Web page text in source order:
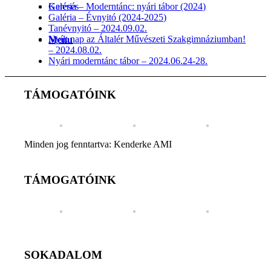
Keresés
Menu
Galéria – Moderntánc: nyári tábor (2024)
Galéria – Évnyitó (2024-2025)
Tanévnyitó – 2024.09.02.
Nyílt nap az Általér Művészeti Szakgimnáziumban!
– 2024.08.02.
Nyári moderntánc tábor – 2024.06.24-28.
TÁMOGATÓINK
Minden jog fenntartva: Kenderke AMI
TÁMOGATÓINK
SOKADALOM